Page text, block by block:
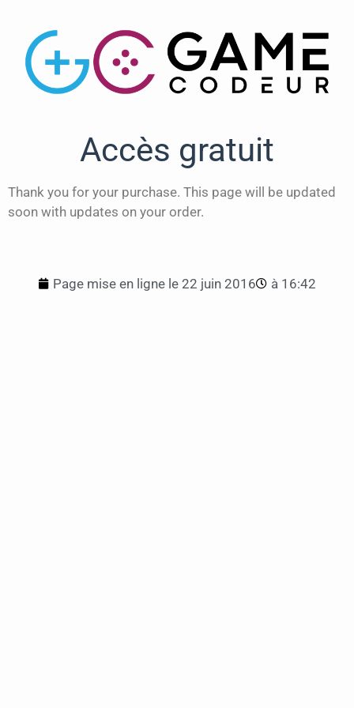
Accès gratuit
Thank you for your purchase. This page will be updated
soon with updates on your order.
Page mise en ligne le 22 juin 2016 à 16:42